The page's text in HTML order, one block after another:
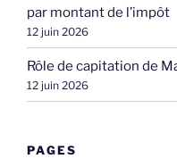
par montant de l’impôt
12 juin 2026
Rôle de capitation de
12 juin 2026
PAGES